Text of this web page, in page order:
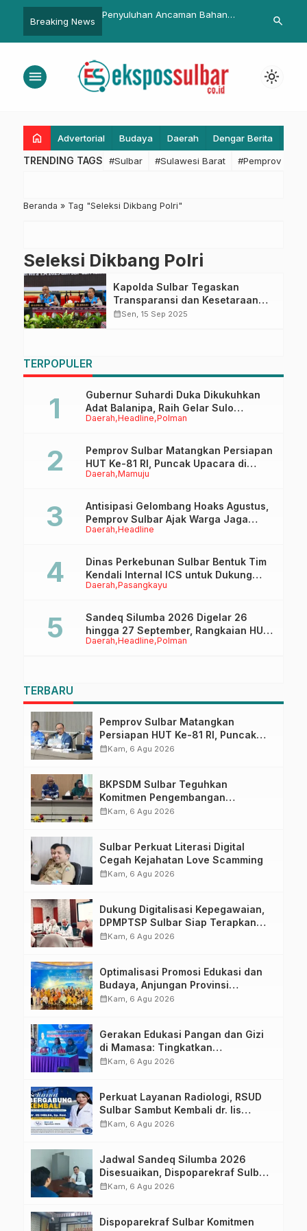
Breaking News
Mampie: Dorong
Abrasi Lewat
Penyuluhan Ancaman Bahan
DLH Sulbar dan Satuan Brimob
search
menu light_mode
home Advertorial Budaya Daerah Dengar Berita
TRENDING TAGS #Sulbar #Sulawesi Barat #Pemprov
Beranda » Tag "Seleksi Dikbang Polri"
Seleksi Dikbang Polri
Kapolda Sulbar Tegaskan
Transparansi dan Kesetaraan
dalam Seleksi Dikbang Polri
calendar_monthSen, 15 Sep 2025
TERPOPULER
Daerah Headline Polman
Gubernur Suhardi Duka Dikukuhkan
Adat Balanipa, Raih Gelar Sulo
Tappidena
Daerah Mamuju
Pemprov Sulbar Matangkan Persiapan
HUT Ke-81 RI, Puncak Upacara di
Lapangan Ahmad Kirang
Daerah Headline
Antisipasi Gelombang Hoaks Agustus,
Pemprov Sulbar Ajak Warga Jaga
Ruang Digital
Daerah Pasangkayu
Dinas Perkebunan Sulbar Bentuk Tim
Kendali Internal ICS untuk Dukung
Sertifikasi ISPO Pekebun di
Daerah Headline Polman
Sandeq Silumba 2026 Digelar 26
hingga 27 September, Rangkaian HUT
Sulbar
TERBARU
Pemprov Sulbar Matangkan
Persiapan HUT Ke-81 RI, Puncak
Upacara di Lapangan Ahmad
calendar_monthKam, 6 Agu 2026
BKPSDM Sulbar Teguhkan
Komitmen Pengembangan
Kompetensi ASN melalui
calendar_monthKam, 6 Agu 2026
Sulbar Perkuat Literasi Digital
Cegah Kejahatan Love Scamming
calendar_monthKam, 6 Agu 2026
Dukung Digitalisasi Kepegawaian,
DPMPTSP Sulbar Siap Terapkan
Aplikasi FLEKSI ASN
calendar_monthKam, 6 Agu 2026
Optimalisasi Promosi Edukasi dan
Budaya, Anjungan Provinsi
Sulawesi Barat Perkuat Kolaborasi
calendar_monthKam, 6 Agu 2026
Gerakan Edukasi Pangan dan Gizi
di Mamasa: Tingkatkan
Pengetahuan dan Keterampilan
calendar_monthKam, 6 Agu 2026
Perkuat Layanan Radiologi, RSUD
Sulbar Sambut Kembali dr. Iis
Imelda, Sp.Rad
calendar_monthKam, 6 Agu 2026
Jadwal Sandeq Silumba 2026
Disesuaikan, Dispoparekraf Sulbar
Pastikan Persiapan Tetap
calendar_monthKam, 6 Agu 2026
Dispoparekraf Sulbar Komitmen